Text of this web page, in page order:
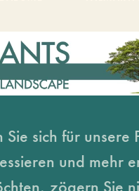
Sie sich für unsere
und mehr
zögern Sie